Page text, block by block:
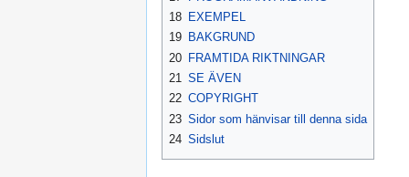
18 EXEMPEL
19 BAKGRUND
20 FRAMTIDA RIKTNINGAR
21 SE ÄVEN
22 COPYRIGHT
23 Sidor som hänvisar till denna sida
24 Sidslut